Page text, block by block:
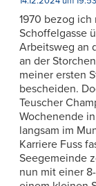
1970 bezog
Schoffelgasse
Arbeitsweg an
an der
meiner ersten
bescheiden.
Teuscher
Wochenende
langsam im
Karriere Fuss
Seegemeinde
nun mit einer